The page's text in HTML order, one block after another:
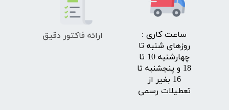
​ساعت کاری :
روزهای شنبه تا
چهارشنبه 10 تا
18 و پنجشنبه تا
16 بغیر از
تعطیلات رسمی
ارائه فاکتور دقیق